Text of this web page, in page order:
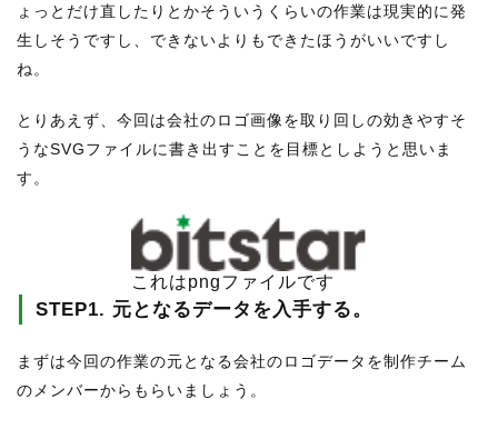
ょっとだけ直したりとかそういうくらいの作業は現実的に発
生しそうですし、できないよりもできたほうがいいですし
ね。
とりあえず、今回は会社のロゴ画像を取り回しの効きやすそ
うなSVGファイルに書き出すことを目標としようと思いま
す。
これはpngファイルです
STEP1. 元となるデータを入手する。
まずは今回の作業の元となる会社のロゴデータを制作チーム
のメンバーからもらいましょう。